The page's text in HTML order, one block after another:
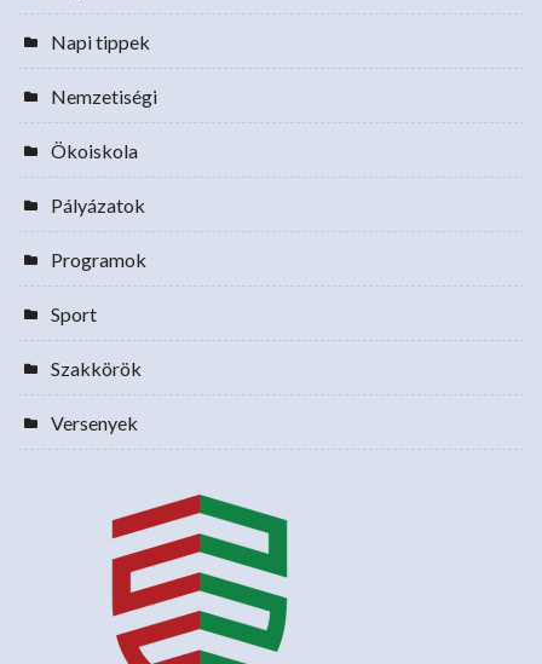
Napi tippek
Nemzetiségi
Ökoiskola
Pályázatok
Programok
Sport
Szakkörök
Versenyek